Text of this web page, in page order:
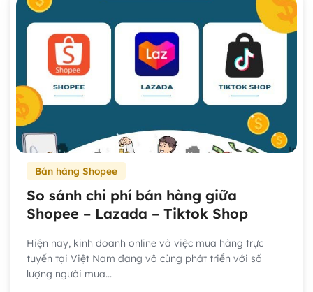
Bán hàng Shopee
So sánh chi phí bán hàng giữa
Shopee – Lazada – Tiktok Shop
Hiện nay, kinh doanh online và việc mua hàng trực
tuyến tại Việt Nam đang vô cùng phát triển với số
lượng người mua...